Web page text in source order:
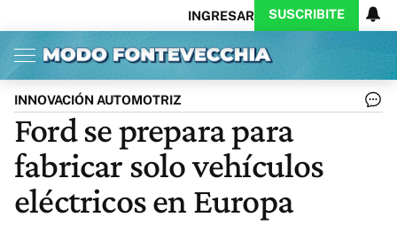
INGRESAR SUSCRIBITE
Inicio Ahora
Opinión
Política
Ciencia
Protagonistas
Cultura
Arte
Educación
Internacional
Clima
Deportes
CARAS
Exitoina
Turismo
Videos
Córdoba
Reperfilar
Actualidad
INNOVACIÓN AUTOMOTRIZ
Ford se prepara para
fabricar solo vehículos
eléctricos en Europa